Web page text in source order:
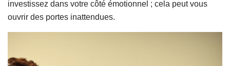
investissez dans votre côté émotionnel ; cela peut vous
ouvrir des portes inattendues.